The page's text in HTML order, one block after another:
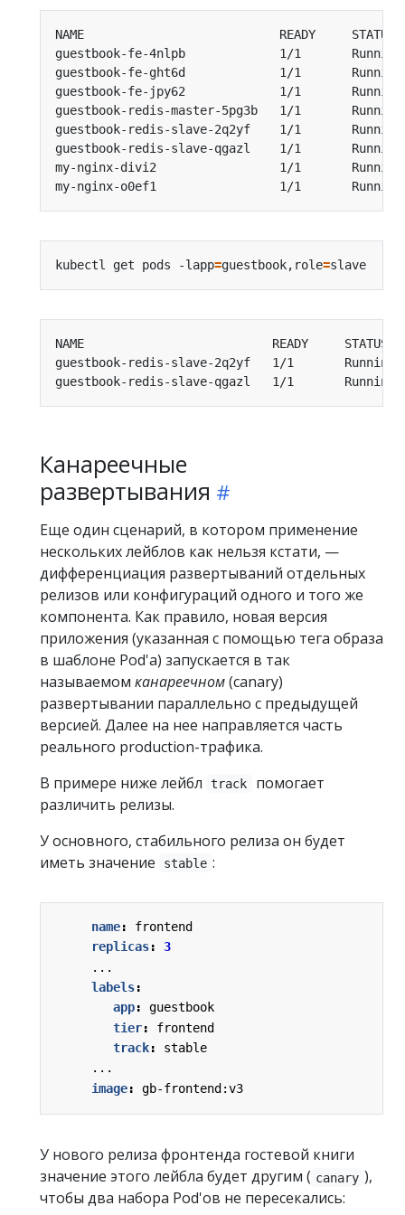
guestbook-fe-4nlpb             1/1
guestbook-fe-ght6d             1/1
guestbook-fe-jpy62             1/1
guestbook-redis-master-5pg3b   1/1
guestbook-redis-slave-2q2yf    1/1
guestbook-redis-slave-qgazl    1/1
my-nginx-divi2                 1/1
my-nginx-o0ef1                 1/1
kubectl get pods -lapp=guestbook,role=
guestbook-redis-slave-2q2yf   1/1
guestbook-redis-slave-qgazl   1/1
Канареечные
развертывания
Еще один сценарий, в котором применение
нескольких лейблов как нельзя кстати, —
дифференциация развертываний отдельных
релизов или конфигураций одного и того же
компонента. Как правило, новая версия
приложения (указанная с помощью тега образа
в шаблоне Pod'а) запускается в так
называемом канареечном(canary)
развертывании параллельно с предыдущей
версией. Далее на нее направляется часть
реального production-трафика.
В примере ниже лейбл
track
помогает
различить релизы.
У основного, стабильного релиза он будет
иметь значение
stable :
name:
frontend
replicas:
3
...
labels:
app:
guestbook
tier:
frontend
track:
stable
...
image: gb-frontend:v3
У нового релиза фронтенда гостевой книги
значение этого лейбла будет другим ( canary ),
чтобы два набора Pod'ов не пересекались: